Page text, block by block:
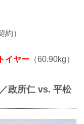
）
イヤー （60.90kg）
政所仁 vs. 平松